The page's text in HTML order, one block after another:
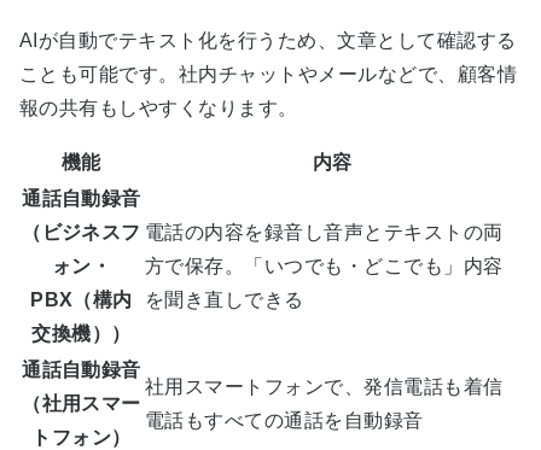
AIが自動でテキスト化を行うため、文章として確認する
ことも可能です。社内チャットやメールなどで、顧客情
報の共有もしやすくなります。
機能
内容
通話自動録音
（ビジネスフ
ォン・
PBX（構内
交換機））
電話の内容を録音し音声とテキストの両
方で保存。「いつでも・どこでも」内容
を聞き直しできる
通話自動録音
（社用スマー
トフォン）
社用スマートフォンで、発信電話も着信
電話もすべての通話を自動録音